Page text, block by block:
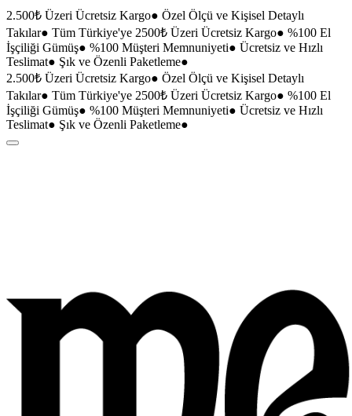
2.500₺ Üzeri Ücretsiz Kargo● Özel Ölçü ve Kişisel Detaylı
Takılar● Tüm Türkiye'ye 2500₺ Üzeri Ücretsiz Kargo● %100 El
İşçiliği Gümüş● %100 Müşteri Memnuniyeti● Ücretsiz ve Hızlı
Teslimat● Şık ve Özenli Paketleme●
2.500₺ Üzeri Ücretsiz Kargo● Özel Ölçü ve Kişisel Detaylı
Takılar● Tüm Türkiye'ye 2500₺ Üzeri Ücretsiz Kargo● %100 El
İşçiliği Gümüş● %100 Müşteri Memnuniyeti● Ücretsiz ve Hızlı
Teslimat● Şık ve Özenli Paketleme●